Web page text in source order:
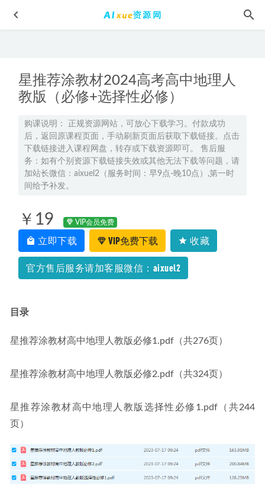
星推荐涂教材2024高考高中地理人
教版（必修+选择性必修）
购课说明： 正规资源网站，可放心下载学习。付款成功
后，返回原课程页面，手动刷新页面后获取下载链接。点击
下载链接进入课程网盘，转存或下载资源即可。 售后服
务：如有个别资源下载链接失效或其他无法下载等问题，请
加站长微信：aixuel2（服务时间：早9点-晚10点）,第一时
间给予补发。
￥19 VIP会员免费
立即下载 VIP免费下载 收藏
官方售后服务请加客服微信：aixuel2
目录
星推荐涂教材高中地理人教版必修1.pdf（共276页）
星推荐涂教材高中地理人教版必修2.pdf（共324页）
星推荐涂教材高中地理人教版选择性必修1.pdf（共244
页）
2024周云高二生物a上学期暑秋班 2024-07-06
2026年聂宁高二英语a+下学期寒春班网课直播教程 2026-04-13
2025张艳平高三地理网课高考地理一轮复习秋季班 2024-08-27
2023关也高三历史高考复习讲义